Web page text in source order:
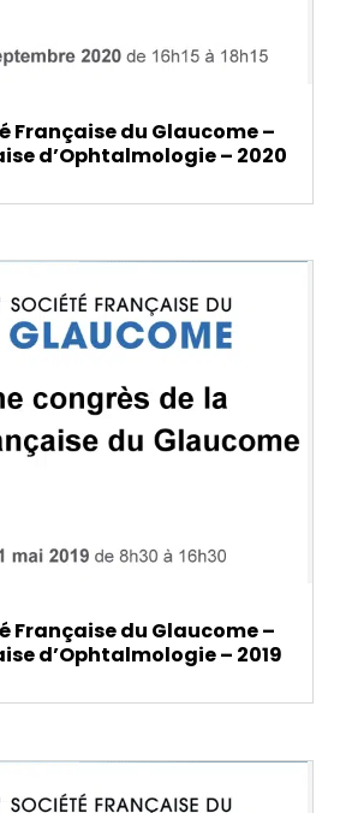
Française du Glaucome –
d’Ophtalmologie – 2020
Française du Glaucome –
d’Ophtalmologie – 2019